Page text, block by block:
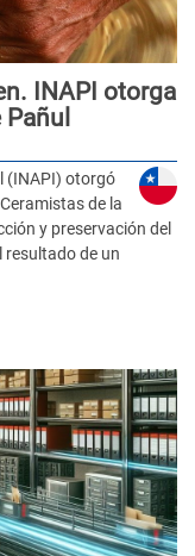
INAPI otorga
(INAPI) otorgó
de la
y preservación del
resultado de un